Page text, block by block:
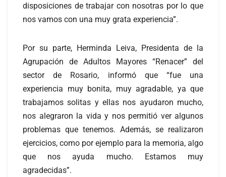
disposiciones de trabajar con nosotras por lo que
nos vamos con una muy grata experiencia”.
Por su parte, Herminda Leiva, Presidenta de la
Agrupación de Adultos Mayores “Renacer” del
sector de Rosario, informó que “fue una
experiencia muy bonita, muy agradable, ya que
trabajamos solitas y ellas nos ayudaron mucho,
nos alegraron la vida y nos permitió ver algunos
problemas que tenemos. Además, se realizaron
ejercicios, como por ejemplo para la memoria, algo
que nos ayuda mucho. Estamos muy
agradecidas”.